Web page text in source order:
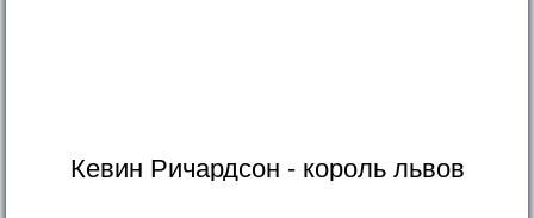
Кевин Ричардсон - король львов